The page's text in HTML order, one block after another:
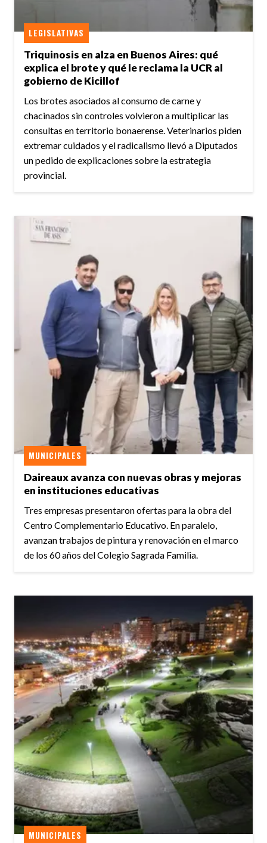
Triquinosis en alza en Buenos Aires: qué
explica el brote y qué le reclama la UCR al
gobierno de Kicillof
LEGISLATIVAS
Los brotes asociados al consumo de carne y
chacinados sin controles volvieron a multiplicar las
consultas en territorio bonaerense. Veterinarios piden
extremar cuidados y el radicalismo llevó a Diputados
un pedido de explicaciones sobre la estrategia
provincial.
Daireaux avanza con nuevas obras y mejoras
en instituciones educativas
MUNICIPALES
Tres empresas presentaron ofertas para la obra del
Centro Complementario Educativo. En paralelo,
avanzan trabajos de pintura y renovación en el marco
de los 60 años del Colegio Sagrada Familia.
MUNICIPALES